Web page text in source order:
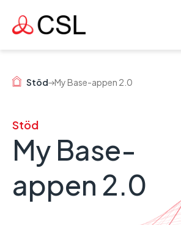
Stöd My Base-appen 2.0
Stöd
My Base-
appen 2.0